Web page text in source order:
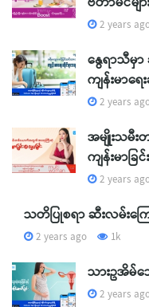
2 years
နွေရာသီမှာ
ကျန်းမာရ
2 years
အမျိုးသမီ
ကျန်းမာခြ
2 years
သတိပြုစရာ ဆီးလမ်းကြော
2 years ago 1k
သားဥအိမ်
2 years